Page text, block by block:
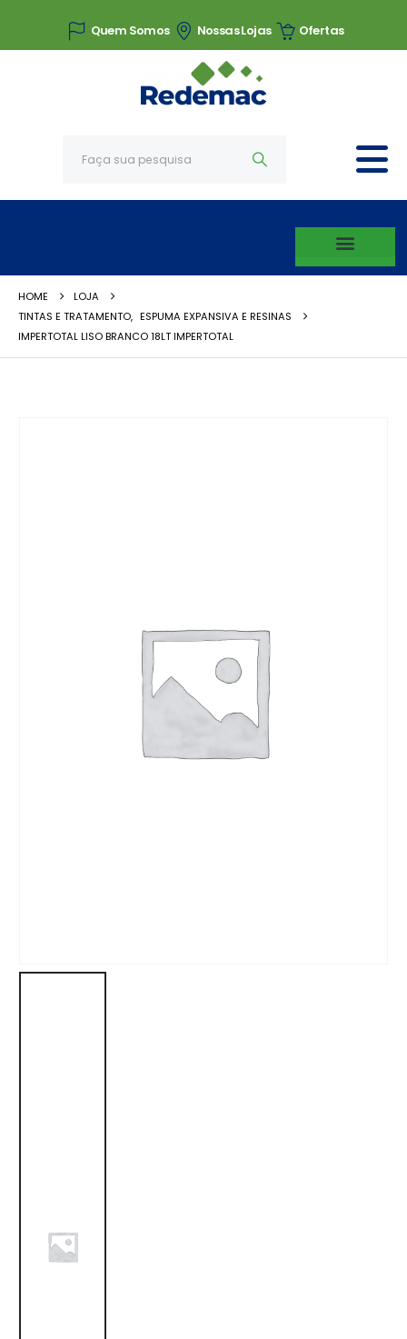
Quem Somos Nossas Lojas Ofertas
HOME
LOJA
TINTAS E TRATAMENTO, ESPUMA EXPANSIVA E RESINAS
IMPERTOTAL LISO BRANCO 18LT IMPERTOTAL